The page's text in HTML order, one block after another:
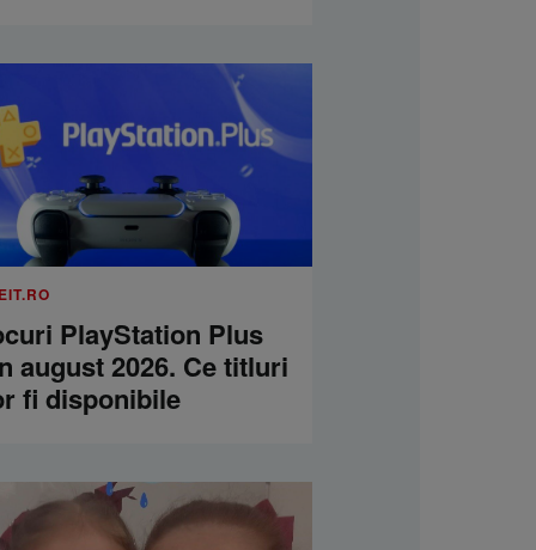
PlayStation Plus
august 2026. Ce titluri
fi disponibile